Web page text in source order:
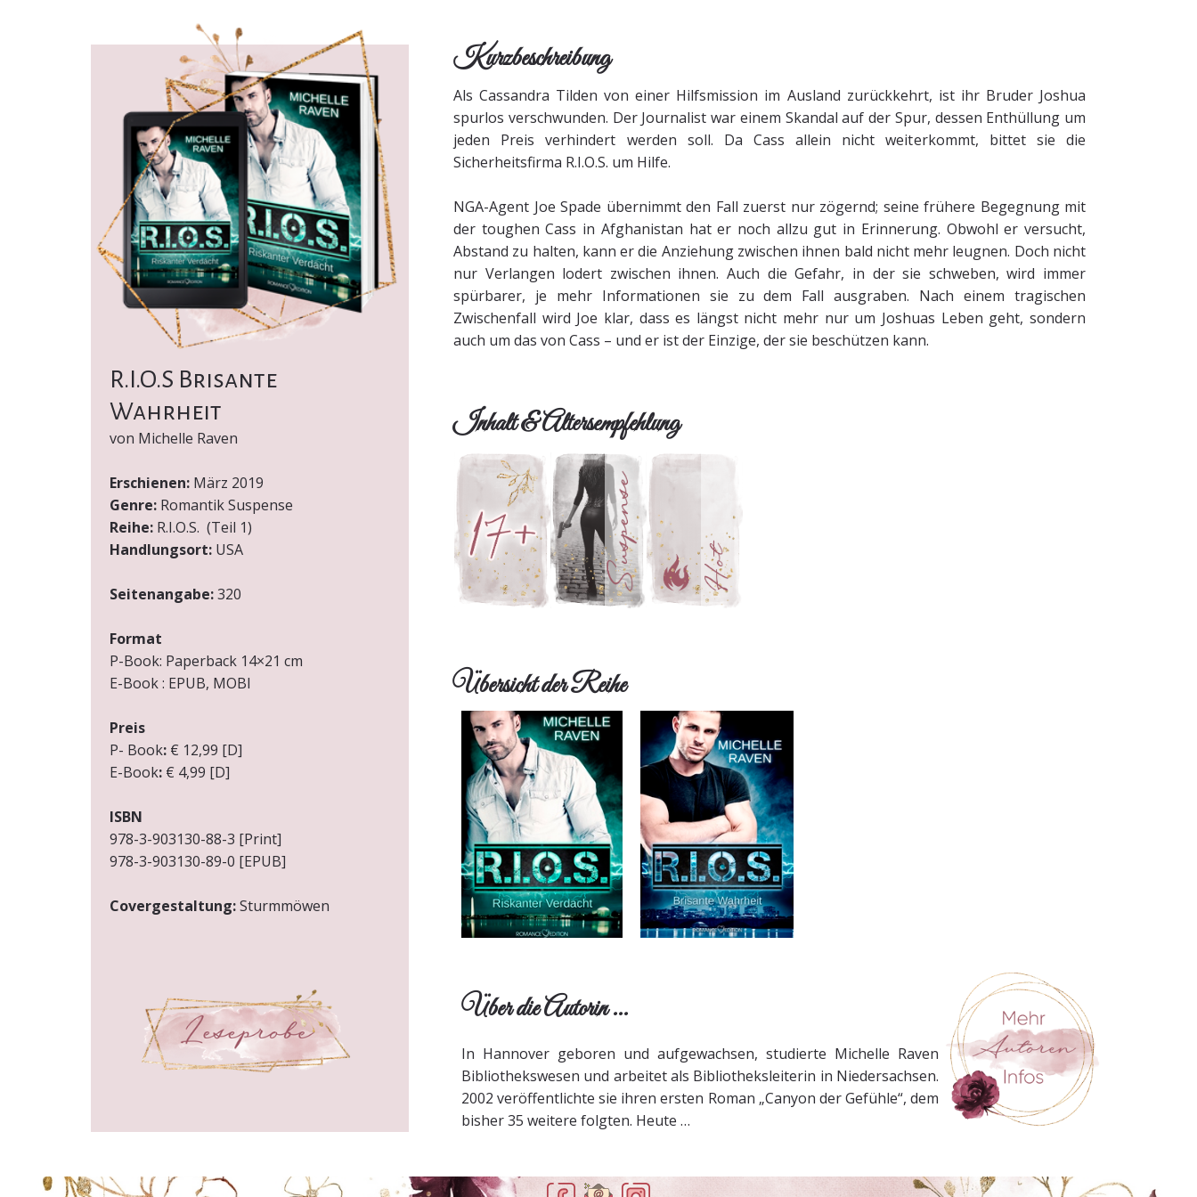
R.I.O.S Brisante
Wahrheit
von Michelle Raven
Erschienen: März 2019
Genre: Romantik Suspense
Reihe: R.I.O.S. (Teil 1)
Handlungsort: USA
Seitenangabe:320
Format
P-Book: Paperback 14×21 cm
E-Book: EPUB, MOBI
Preis
P- Book: € 12,99 [D]
E-Book: € 4,99 [D]
ISBN
978-3-903130-88-3 [Print]
978-3-903130-89-0 [EPUB]
Covergestaltung:Sturmmöwen
Kurzbeschreibung
Als Cassandra Tilden von einer Hilfsmission im Ausland zurückkehrt, ist ihr Bruder Joshua
spurlos verschwunden. Der Journalist war einem Skandal auf der Spur, dessen Enthüllung um
jeden Preis verhindert werden soll. Da Cass allein nicht weiterkommt, bittet sie die
Sicherheitsfirma R.I.O.S. um Hilfe.
NGA-Agent Joe Spade übernimmt den Fall zuerst nur zögernd; seine frühere Begegnung mit
der toughen Cass in Afghanistan hat er noch allzu gut in Erinnerung. Obwohl er versucht,
Abstand zu halten, kann er die Anziehung zwischen ihnen bald nicht mehr leugnen. Doch nicht
nur Verlangen lodert zwischen ihnen. Auch die Gefahr, in der sie schweben, wird immer
spürbarer, je mehr Informationen sie zu dem Fall ausgraben. Nach einem tragischen
Zwischenfall wird Joe klar, dass es längst nicht mehr nur um Joshuas Leben geht, sondern
auch um das von Cass – und er ist der Einzige, der sie beschützen kann.
Inhalt & Altersempfehlung
In Hannover geboren und aufgewachsen, studierte Michelle Raven
Bibliothekswesen und arbeitet als Bibliotheksleiterin in Niedersachsen.
2002 veröffentlichte sie ihren ersten Roman „Canyon der Gefühle“, dem
bisher 35 weitere folgten. Heute …
Über die Autorin ...
Übersicht der Reihe